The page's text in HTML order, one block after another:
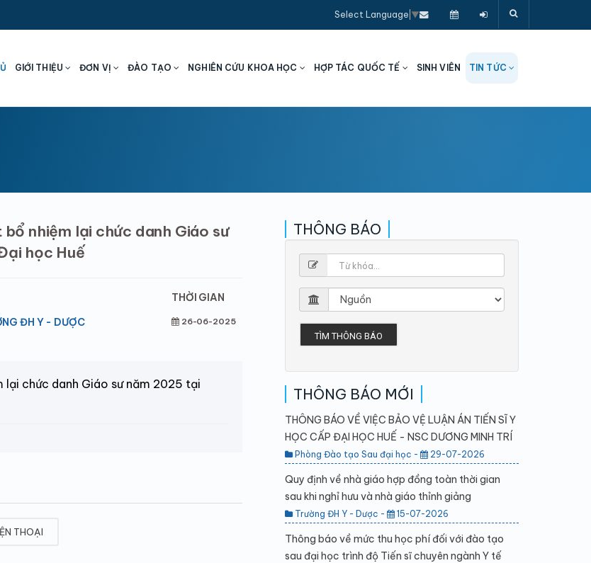
Select Language ▼
GIỚI THIỆU ĐƠN VỊ ĐÀO TẠO NGHIÊN CỨU KHOA HỌC HỢP TÁC QUỐC TẾ SINH VIÊN TIN TỨC
nhiệm lại chức danh Giáo sư
học Huế
ĐH Y - DƯỢC
THỜI GIAN
26-06-2025
chức danh Giáo sư năm 2025 tại
THOẠI
THÔNG BÁO
TÌM THÔNG BÁO
THÔNG BÁO MỚI
THÔNG BÁO VỀ VIỆC BẢO VỆ LUẬN ÁN TIẾN SĨ Y
HỌC CẤP ĐẠI HỌC HUẾ - NSC DƯƠNG MINH TRÍ
Phòng Đào tạo Sau đại học - 29-07-2026
Quy định về nhà giáo hợp đồng toàn thời gian
sau khi nghỉ hưu và nhà giáo thỉnh giảng
Trường ĐH Y - Dược - 15-07-2026
Thông báo về mức thu học phí đối với đào tạo
sau đại học trình độ Tiến sĩ chuyên ngành Y tế